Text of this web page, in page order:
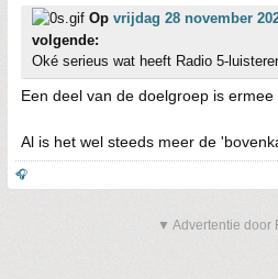
Op vrijdag 28 november
volgende:
Oké serieus wat heeft Radio 5-
Een deel van de doelgroep is
Al is het wel steeds meer de
🎧
▼ Advertentie door